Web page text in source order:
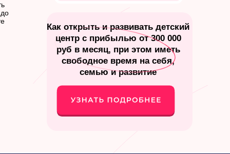
Как открыть и развивать детский
центр с прибылью от 300 000
руб в месяц, при этом иметь
свободное время на себя,
семью и развитие